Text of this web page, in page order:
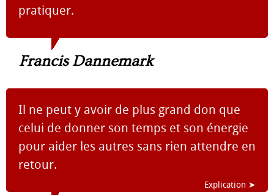
pratiquer.
Francis Dannemark
Il ne peut y avoir de plus grand don que
celui de donner son temps et son énergie
pour aider les autres sans rien attendre en
retour.
Explication ➤